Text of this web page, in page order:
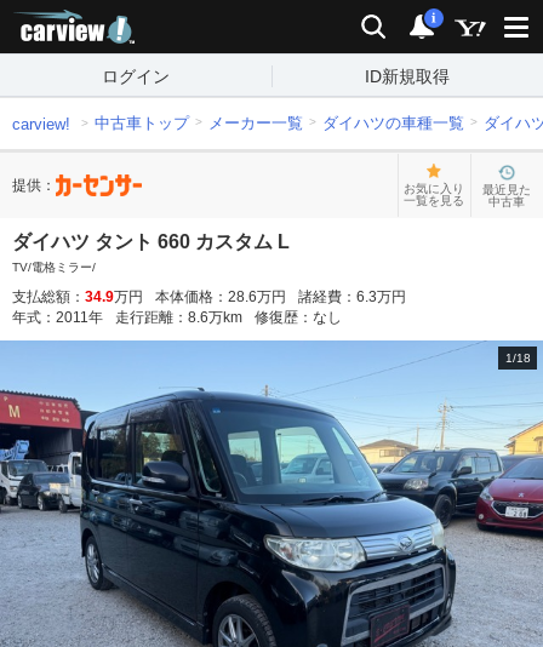
検索 通知
i
ログイン ID新規取得
carview! 中古車トップ メーカー一覧 ダイハツの車種一覧 ダイハ
提供：
お気に入り
一覧を見る
最近見た
中古車
ダイハツ タント 660 カスタム L
TV/電格ミラー/
支払総額： 34.9万円 本体価格： 28.6万円 諸経費： 6.3万円
年式： 2011年 走行距離： 8.6万km 修復歴： なし
1/18